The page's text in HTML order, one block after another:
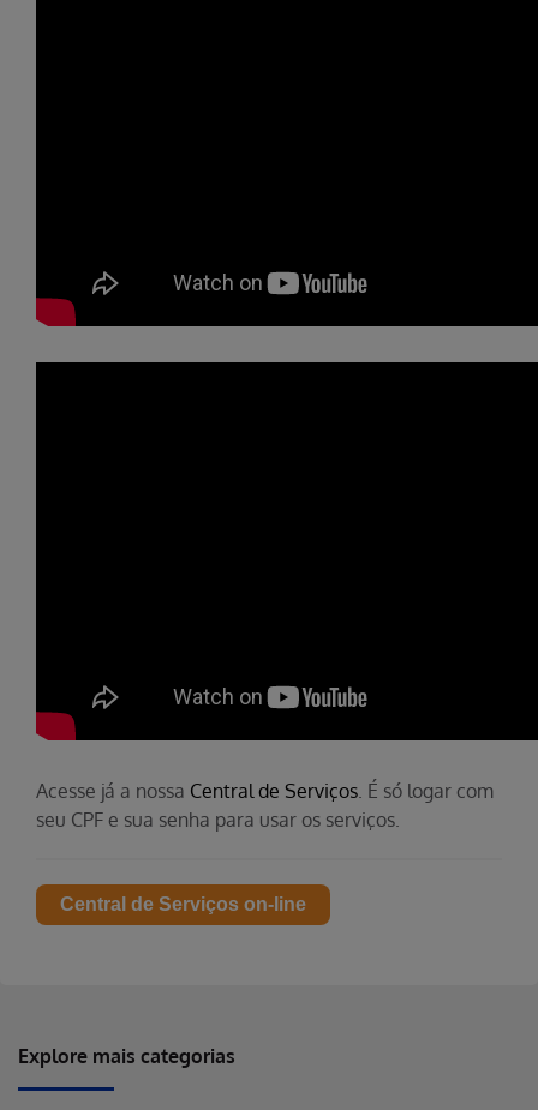
Acesse já a nossa Central de Serviços. É só logar com
seu CPF e sua senha para usar os serviços.
Central de Serviços on-line
Explore mais categorias